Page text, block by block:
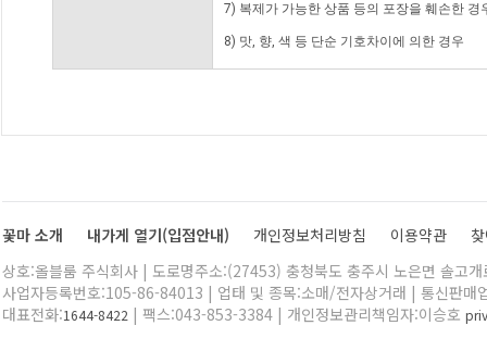
7) 복제가 가능한 상품 등의 포장을 훼손한 경
8) 맛, 향, 색 등 단순 기호차이에 의한 경우
꽃마 소개 내가게 열기(입점안내) 개인정보처리방침 이용약관
상호:올블룸 주식회사 | 도로명주소:(27453) 충청북도 충주시 노은면 솔고
사업자등록번호:105-86-84013 | 업태 및 종목:소매/전자상거래 | 통신판매
대표전화:1644-8422 | 팩스:043-853-3384 | 개인정보관리책임자:이승호